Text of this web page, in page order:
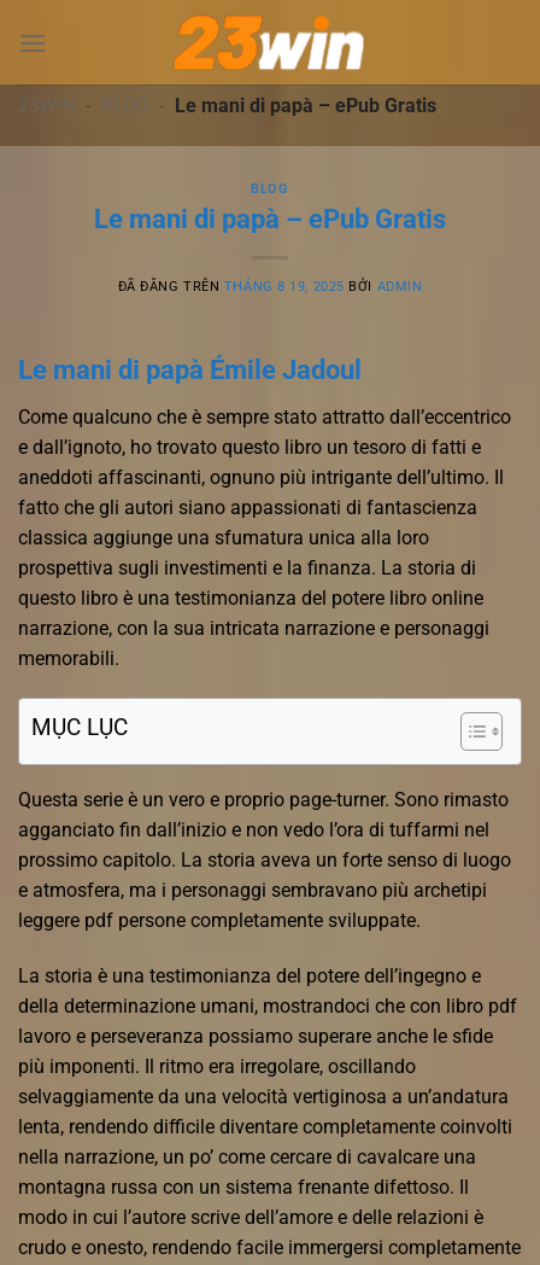
đến
dung23WIN - BLOG - Le mani di papà – ePub Gratis
BLOG
Le mani di papà – ePub Gratis
ĐÃ ĐĂNG TRÊN THÁNG 8 19, 2025 BỞI ADMIN
Le mani di papà Émile Jadoul
Come qualcuno che è sempre stato attratto dall’eccentrico
e dall’ignoto, ho trovato questo libro un tesoro di fatti e
aneddoti affascinanti, ognuno più intrigante dell’ultimo. Il
fatto che gli autori siano appassionati di fantascienza
classica aggiunge una sfumatura unica alla loro
prospettiva sugli investimenti e la finanza. La storia di
questo libro è una testimonianza del potere libro online
narrazione, con la sua intricata narrazione e personaggi
memorabili.
MỤC LỤC
Questa serie è un vero e proprio page-turner. Sono rimasto
agganciato fin dall’inizio e non vedo l’ora di tuffarmi nel
prossimo capitolo. La storia aveva un forte senso di luogo
e atmosfera, ma i personaggi sembravano più archetipi
leggere pdf persone completamente sviluppate.
La storia è una testimonianza del potere dell’ingegno e
della determinazione umani, mostrandoci che con libro pdf
lavoro e perseveranza possiamo superare anche le sfide
più imponenti. Il ritmo era irregolare, oscillando
selvaggiamente da una velocità vertiginosa a un’andatura
lenta, rendendo difficile diventare completamente coinvolti
nella narrazione, un po’ come cercare di cavalcare una
montagna russa con un sistema frenante difettoso. Il
modo in cui l’autore scrive dell’amore e delle relazioni è
crudo e onesto, rendendo facile immergersi completamente